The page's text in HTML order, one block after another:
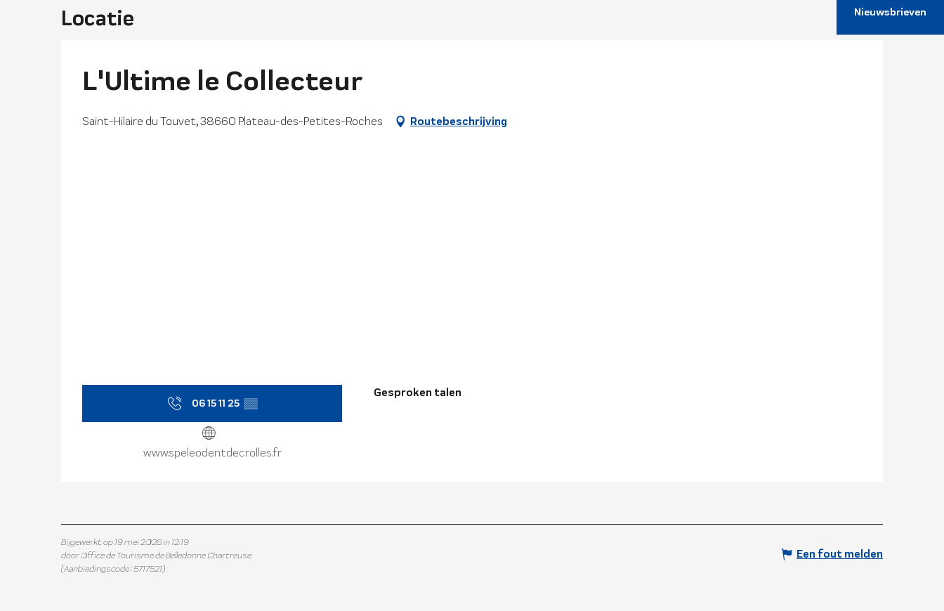
Nieuwsbrieven
Locatie
L'Ultime le Collecteur
Saint-Hilaire du Touvet, 38660 Plateau-des-Petites-Roches Routebeschrijving
06 15 11 25 ▒▒
www.speleodentdecrolles.fr
Gesproken talen
Gesproken talen
Bijgewerkt op 19 mei 2026 in 12:19
door Office de Tourisme de Belledonne Chartreuse
(Aanbiedingscode :5717521)
Een fout melden